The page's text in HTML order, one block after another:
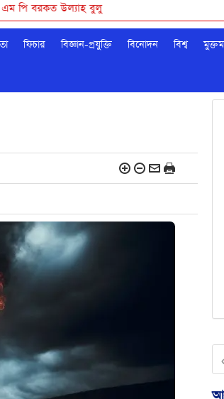
বুলু
ফিচার বিজ্ঞান-প্রযুক্তি বিনোদন বিশ্ব